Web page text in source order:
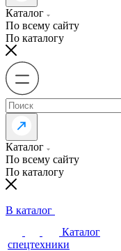
Каталог
По всему сайту
По каталогу
Каталог
По всему сайту
По каталогу
В каталог
Каталог
спецтехники